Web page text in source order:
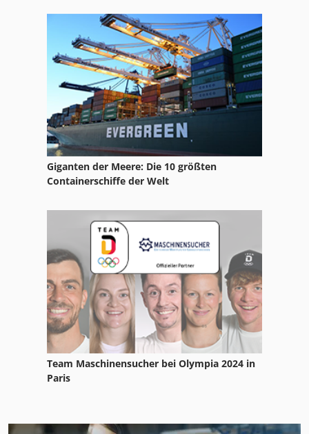
Giganten der Meere: Die 10 größten
Containerschiffe der Welt
Team Maschinensucher bei Olympia 2024 in
Paris